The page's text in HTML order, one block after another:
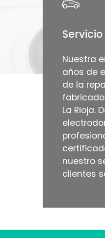
Nuestra
años de
de la
La Rioja.
nuestro
clientes